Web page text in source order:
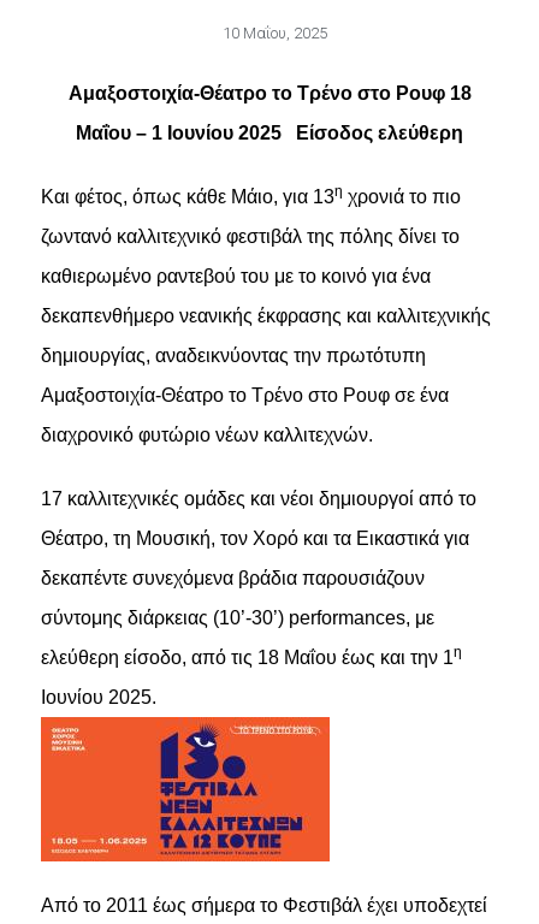
10 Μαΐου, 2025
Αμαξοστοιχία-Θέατρο το Τρένο στο Ρουφ 18
Μαΐου – 1 Ιουνίου 2025 Είσοδος ελεύθερη
Και φέτος, όπως κάθε Μάιο, για 13η χρονιά το πιο
ζωντανό καλλιτεχνικό φεστιβάλ της πόλης δίνει το
καθιερωμένο ραντεβού του με το κοινό για ένα
δεκαπενθήμερο νεανικής έκφρασης και καλλιτεχνικής
δημιουργίας, αναδεικνύοντας την πρωτότυπη
Αμαξοστοιχία-Θέατρο το Τρένο στο Ρουφ σε ένα
διαχρονικό φυτώριο νέων καλλιτεχνών.
17 καλλιτεχνικές ομάδες και νέοι δημιουργοί από το
Θέατρο, τη Μουσική, τον Χορό και τα Εικαστικά για
δεκαπέντε συνεχόμενα βράδια παρουσιάζουν
σύντομης διάρκειας (10’-30’) performances, με
ελεύθερη είσοδο, από τις 18 Μαΐου έως και την 1η
Ιουνίου 2025.
Από το 2011 έως σήμερα το Φεστιβάλ έχει υποδεχτεί